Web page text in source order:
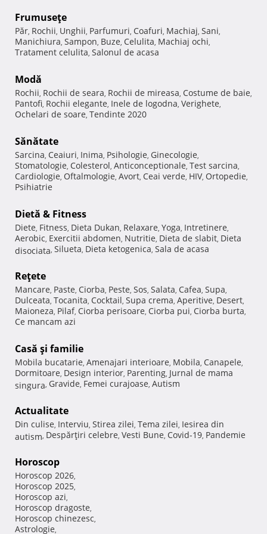
Frumuseţe
Păr, Rochii, Unghii, Parfumuri, Coafuri, Machiaj, Sani,
Manichiura, Sampon, Buze, Celulita, Machiaj ochi,
Tratament celulita, Salonul de acasa
Modă
Rochii, Rochii de seara, Rochii de mireasa, Costume de baie,
Pantofi, Rochii elegante, Inele de logodna, Verighete,
Ochelari de soare, Tendinte 2020
Sănătate
Sarcina, Ceaiuri, Inima, Psihologie, Ginecologie,
Stomatologie, Colesterol, Anticonceptionale, Test sarcina,
Cardiologie, Oftalmologie, Avort, Ceai verde, HIV, Ortopedie,
Psihiatrie
Dietă & Fitness
Diete, Fitness, Dieta Dukan, Relaxare, Yoga, Intretinere,
Aerobic, Exercitii abdomen, Nutritie, Dieta de slabit, Dieta
disociata, Silueta, Dieta ketogenica, Sala de acasa
Reţete
Mancare, Paste, Ciorba, Peste, Sos, Salata, Cafea, Supa,
Dulceata, Tocanita, Cocktail, Supa crema, Aperitive, Desert,
Maioneza, Pilaf, Ciorba perisoare, Ciorba pui, Ciorba burta,
Ce mancam azi
Casă şi familie
Mobila bucatarie, Amenajari interioare, Mobila, Canapele,
Dormitoare, Design interior, Parenting, Jurnal de mama
singura, Gravide, Femei curajoase, Autism
Actualitate
Din culise, Interviu, Stirea zilei, Tema zilei, Iesirea din
autism, Despărţiri celebre, Vesti Bune, Covid-19, Pandemie
Horoscop
Horoscop 2026,
Horoscop 2025,
Horoscop azi,
Horoscop dragoste,
Horoscop chinezesc,
Astrologie,